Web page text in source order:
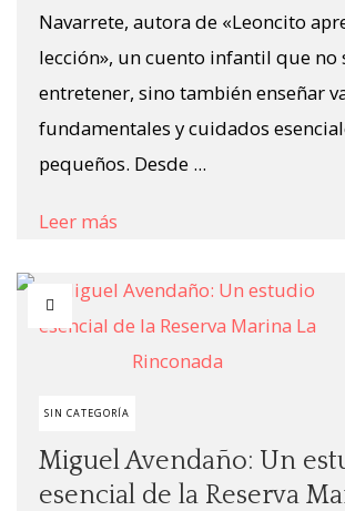
Navarrete, autora de «Leoncito
lección», un cuento infantil que no
entretener, sino también enseñar
fundamentales y cuidados
pequeños. Desde ...
Leer más
SIN CATEGORÍA
Miguel Avendaño: Un
esencial de la Reserva